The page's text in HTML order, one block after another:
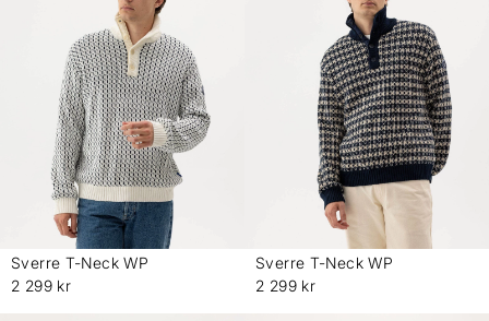
Sverre T-Neck WP
2 299 kr
Sverre T-Neck WP
2 299 kr